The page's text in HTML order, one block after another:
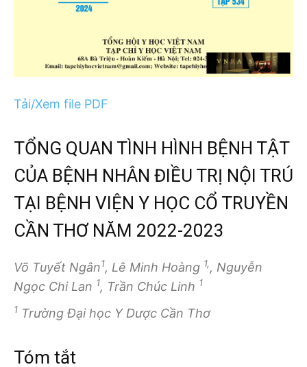
Tải/Xem file PDF
TỔNG QUAN TÌNH HÌNH BỆNH TẬT
CỦA BỆNH NHÂN ĐIỀU TRỊ NỘI TRÚ
TẠI BỆNH VIỆN Y HỌC CỔ TRUYỀN
CẦN THƠ NĂM 2022-2023
Võ Tuyết Ngân1, Lê Minh Hoàng 1,, Nguyễn
Ngọc Chi Lan 1, Trần Chúc Linh 1
1 Trường Đại học Y Dược Cần Thơ
Tóm tắt